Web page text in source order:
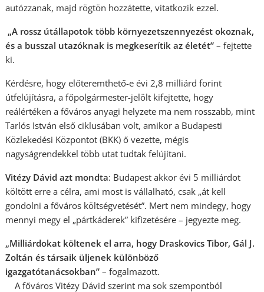
autózzanak, majd rögtön hozzátette, vitatkozik ezzel.
„A rossz útállapotok több környezetszennyezést okoznak,
és a busszal utazóknak is megkeserítik az életét” – fejtette
ki.
Kérdésre, hogy előteremthető-e évi 2,8 milliárd forint
útfelújításra, a főpolgármester-jelölt kifejtette, hogy
reálértéken a főváros anyagi helyzete ma nem rosszabb, mint
Tarlós István első ciklusában volt, amikor a Budapesti
Közlekedési Központot (BKK) ő vezette, mégis
nagyságrendekkel több utat tudtak felújítani.
Vitézy Dávid azt mondta: Budapest akkor évi 5 milliárdot
költött erre a célra, ami most is vállalható, csak „át kell
gondolni a főváros költségvetését”. Mert nem mindegy, hogy
mennyi megy el „pártkáderek” kifizetésére – jegyezte meg.
„Milliárdokat költenek el arra, hogy Draskovics Tibor, Gál J.
Zoltán és társaik üljenek különböző
igazgatótanácsokban” – fogalmazott.
A főváros Vitézy Dávid szerint ma sok szempontból